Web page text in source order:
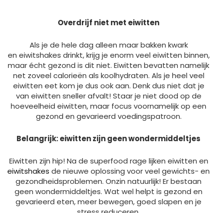
Overdrijf niet met eiwitten
Als je de hele dag alleen maar bakken kwark
en eiwitshakes drinkt, krijg je enorm veel eiwitten binnen,
maar écht gezond is dit niet. Eiwitten bevatten namelijk
net zoveel calorieën als koolhydraten. Als je heel veel
eiwitten eet kom je dus ook aan. Denk dus niet dat je
van eiwitten sneller afvalt! Staar je niet dood op de
hoeveelheid eiwitten, maar focus voornamelijk op een
gezond en gevarieerd voedingspatroon.
Belangrijk: eiwitten zijn geen wondermiddeltjes
Eiwitten zijn hip! Na de superfood rage lijken eiwitten en
eiwitshakes de nieuwe oplossing voor veel gewichts- en
gezondheidsproblemen. Onzin natuurlijk! Er bestaan
geen wondermiddeltjes. Wat wel helpt is gezond en
gevarieerd eten, meer bewegen, goed slapen en je